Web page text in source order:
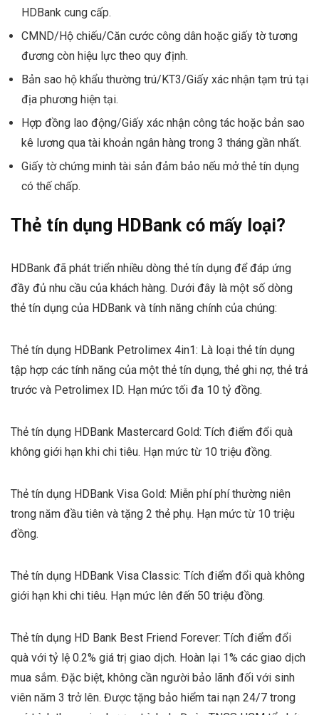
HDBank cung cấp.
CMND/Hộ chiếu/Căn cước công dân hoặc giấy tờ tương
đương còn hiệu lực theo quy định.
Bản sao hộ khẩu thường trú/KT3/Giấy xác nhận tạm trú tại
địa phương hiện tại.
Hợp đồng lao động/Giấy xác nhận công tác hoặc bản sao
kê lương qua tài khoản ngân hàng trong 3 tháng gần nhất.
Giấy tờ chứng minh tài sản đảm bảo nếu mở thẻ tín dụng
có thế chấp.
Thẻ tín dụng HDBank có mấy loại?
HDBank đã phát triển nhiều dòng thẻ tín dụng để đáp ứng
đầy đủ nhu cầu của khách hàng. Dưới đây là một số dòng
thẻ tín dụng của HDBank và tính năng chính của chúng:
Thẻ tín dụng HDBank Petrolimex 4in1: Là loại thẻ tín dụng
tập hợp các tính năng của một thẻ tín dụng, thẻ ghi nợ, thẻ trả
trước và Petrolimex ID. Hạn mức tối đa 10 tỷ đồng.
Thẻ tín dụng HDBank Mastercard Gold: Tích điểm đổi quà
không giới hạn khi chi tiêu. Hạn mức từ 10 triệu đồng.
Thẻ tín dụng HDBank Visa Gold: Miễn phí phí thường niên
trong năm đầu tiên và tặng 2 thẻ phụ. Hạn mức từ 10 triệu
đồng.
Thẻ tín dụng HDBank Visa Classic: Tích điểm đổi quà không
giới hạn khi chi tiêu. Hạn mức lên đến 50 triệu đồng.
Thẻ tín dụng HD Bank Best Friend Forever: Tích điểm đổi
quà với tỷ lệ 0.2% giá trị giao dịch. Hoàn lại 1% các giao dịch
mua sắm. Đặc biệt, không cần người bảo lãnh đối với sinh
viên năm 3 trở lên. Được tặng bảo hiểm tai nạn 24/7 trong